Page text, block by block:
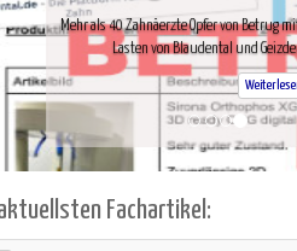
Mehr als 40 Zahnäerzte Opfer von Betrug mit
Lasten von Blaudental und Geizdental rollt
Weiterlesen..
Fachartikel: